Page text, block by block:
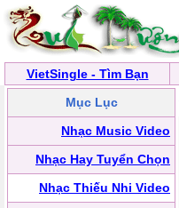
VietSingle - Tìm Bạn
Mục Lục
Nhạc Music Video
Nhạc Hay Tuyển Chọn
Nhạc Thiếu Nhi Video